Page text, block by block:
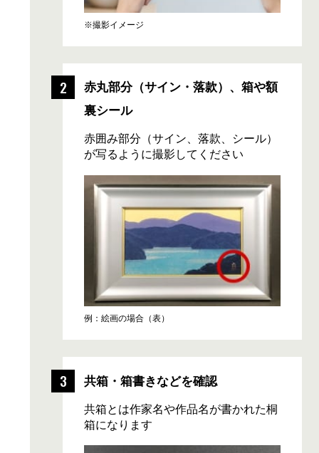
※撮影イメージ
赤丸部分 （サイン・落款）、箱や額
裏シール
赤囲み部分（サイン、落款、シール）
が写るように撮影してください
例：絵画の場合（表）
共箱・箱書きなどを確認
共箱とは作家名や作品名が書かれた桐
箱になります